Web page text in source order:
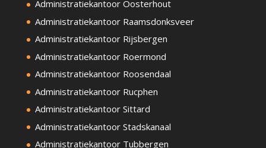
Administratiekantoor Oosterhout
Administratiekantoor Raamsdonksveer
Administratiekantoor Rijsbergen
Administratiekantoor Roermond
Administratiekantoor Roosendaal
Administratiekantoor Rucphen
Administratiekantoor Sittard
Administratiekantoor Stadskanaal
Administratiekantoor Tubbergen